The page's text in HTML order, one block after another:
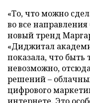
«То, что можно
во все
новый тренд
«Диджитал
показала, что быть
невозможно,
решений –
цифрового